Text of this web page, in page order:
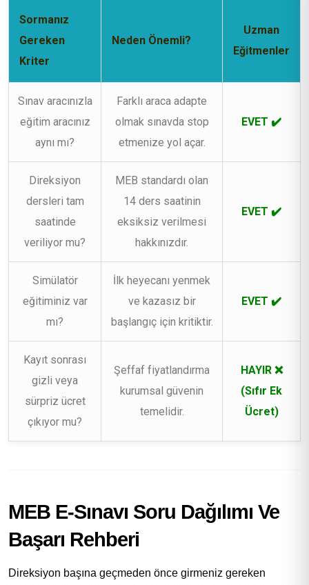
Sormanız
Gereken
Kriter
Neden Önemli?
Uzman
Eğitmenler
Sınav aracınızla
eğitim aracınız
aynı mı?
Farklı araca adapte
olmak sınavda stop
etmenize yol açar.
EVET ✔️
Direksiyon
dersleri tam
saatinde
veriliyor mu?
MEB standardı olan
14 ders saatinin
eksiksiz verilmesi
hakkınızdır.
EVET ✔️
Simülatör
eğitiminiz var
mı?
İlk heyecanı yenmek
ve kazasız bir
başlangıç için kritiktir.
EVET ✔️
Kayıt sonrası
gizli veya
sürpriz ücret
çıkıyor mu?
Şeffaf fiyatlandırma
kurumsal güvenin
temelidir.
HAYIR ❌
(Sıfır Ek
Ücret)
MEB E-Sınavı Soru Dağılımı Ve
Başarı Rehberi
Direksiyon başına geçmeden önce girmeniz gereken